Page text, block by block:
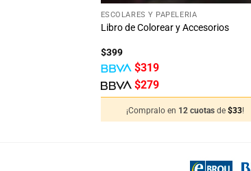
ESCOLARES Y PAPELERÍA
Libro de Colorear y Accesorios
$399
$319
$279
¡Compralo en 12 cuotasde$33!